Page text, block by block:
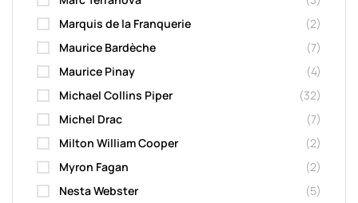
Marquis de la Franquerie
(2)
Maurice Bardèche
(7)
Maurice Pinay
(4)
Michael Collins Piper
(32)
Michel Drac
(7)
Milton William Cooper
(2)
Myron Fagan
(2)
Nesta Webster
(5)